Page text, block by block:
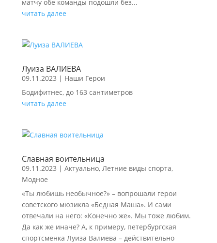
матчу обе команды подошли без...
читать далее
Луиза ВАЛИЕВА
09.11.2023 | Наши Герои
Бодифитнес, до 163 сантиметров
читать далее
Славная воительница
09.11.2023 | Актуально, Летние виды спорта,
Модное
«Ты любишь необычное?» – вопрошали герои
советского мюзикла «Бедная Маша». И сами
отвечали на него: «Конечно же». Мы тоже любим.
Да как же иначе? А, к примеру, петербургская
спортсменка Луиза Валиева – действительно